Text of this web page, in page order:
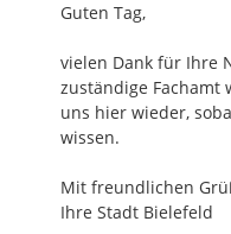
Guten Tag,
vielen Dank für Ihre
zuständige Fachamt
uns hier wieder,
wissen.
Mit freundlichen
Ihre Stadt Bielefeld